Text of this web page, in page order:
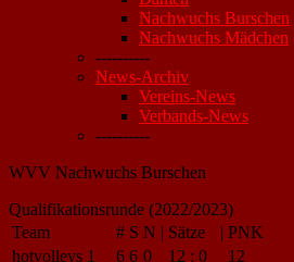
Nachwuchs Burschen
Nachwuchs Mädchen
----------
News-Archiv
Vereins-News
Verbands-News
----------
WVV Nachwuchs Burschen
Qualifikationsrunde (2022/2023)
Team
# S N | Sätze | PNK
hotvolleys 1
6 6 0 12 : 0
12